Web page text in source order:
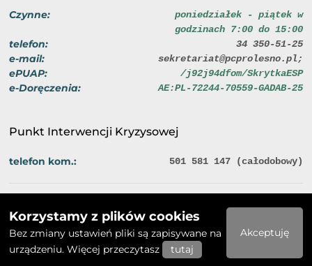
Czynne:
poniedziałek - piątek w
godzinach 7:00 do 15:00
telefon: 34 350-51-25
e-mail: sekretariat@pcprolesno.pl;
ePUAP: /j92j94dfom/SkrytkaESP
e-Doręczenia: AE:PL-72244-70559-GADAB-25
Punkt Interwencji Kryzysowej
telefon kom.: 501 581 147 (całodobowy)
2026 © Powiatowe Centrum Pomocy Rodzinie w Oleśnie
Realizacja:
Korzystamy z plików cookies
Bez zmiany ustawień pliki są zapisywane na
urządzeniu. Więcej przeczytasz
tutaj
Akceptuję